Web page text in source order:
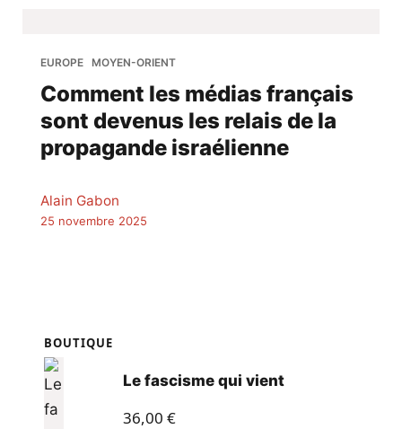
EUROPE MOYEN-ORIENT
Comment les médias français
sont devenus les relais de la
propagande israélienne
Alain Gabon
25 novembre 2025
BOUTIQUE
Le fascisme qui vient
36,00 €